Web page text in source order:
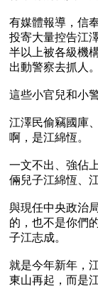
有媒體報導，信
投寄大量控告江
半以上被各級機
出動警察去抓人。
這些小官兒和小
江澤民偷竊國庫
啊，是江綿恆。
一文不出、強佔
倆兒子江綿恆、
與現任中央政治
的，也不是你們
子江志成。
就是今年新年，
東山再起，而是